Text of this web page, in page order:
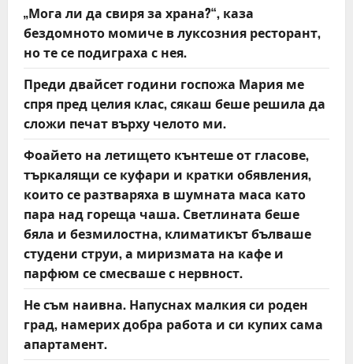
„Мога ли да свиря за храна?“, каза
бездомното момиче в луксозния ресторант,
но те се подиграха с нея.
Преди двайсет години госпожа Мария ме
спря пред целия клас, сякаш беше решила да
сложи печат върху челото ми.
Фоайето на летището кънтеше от гласове,
търкалящи се куфари и кратки обявления,
които се разтваряха в шумната маса като
пара над гореща чаша. Светлината беше
бяла и безмилостна, климатикът бълваше
студени струи, а миризмата на кафе и
парфюм се смесваше с нервност.
Не съм наивна. Напуснах малкия си роден
град, намерих добра работа и си купих сама
апартамент.